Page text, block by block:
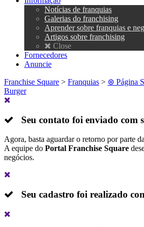
Notícias de franquias
Galerias do franchising
Aprender sobre franquias e
Artigos sobre franchising
Close
Fornecedores
Anuncie
Franchise Square > Franquias > ⊛ Página
Burger
Seu contato foi enviado com
Agora, basta aguardar o retorno por parte
A equipe do Portal Franchise Square
negócios.
Seu cadastro foi realizado